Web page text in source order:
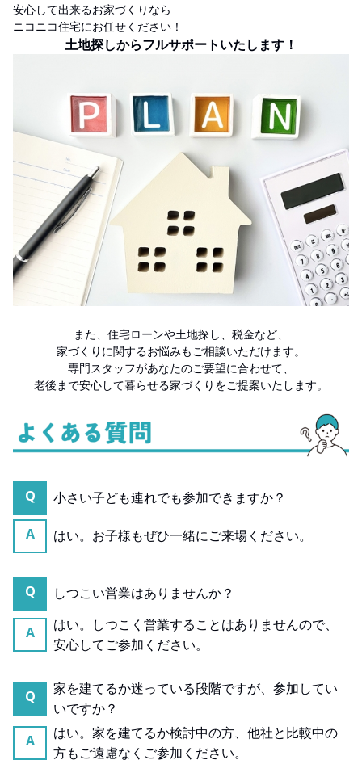
安心して出来るお家づくりなら
ニコニコ住宅にお任せください！
土地探しからフルサポートいたします！
また、住宅ローンや土地探し、税金など、
家づくりに関するお悩みもご相談いただけます。
専門スタッフがあなたのご要望に合わせて、
老後まで安心して暮らせる家づくりをご提案いたします。
Q 小さい子ども連れでも参加できますか？
A はい。お子様もぜひ一緒にご来場ください。
Q しつこい営業はありませんか？
A
はい。しつこく営業することはありませんので、
安心してご参加ください。
Q
家を建てるか迷っている段階ですが、参加してい
いですか？
A
はい。家を建てるか検討中の方、他社と比較中の
方もご遠慮なくご参加ください。